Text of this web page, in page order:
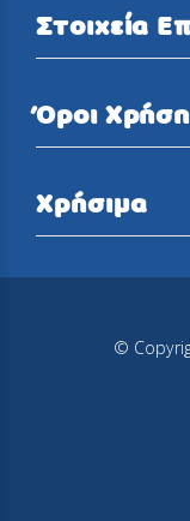
Στοιχεία
Όροι
Χρήσιμα
©